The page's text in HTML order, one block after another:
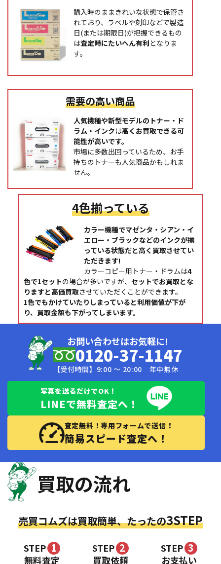
購入時のままきれいな状態で保管さ
れており、ラベルや刻印などで製造
日(または期限日)が把握できるもの
は査定時にたいへん有利となりま
す。
需要の高い商品
人気機種や新型モデルのトナー・ド
ラム・インクは高くお買取できる可
能性が高いです。
市場に多数出回っているため、お手
持ちのトナーも人気商品かもしれま
せん。
4色揃っている
カラー機種でマゼンタ・シアン・イ
エロー・ブラックなどのインクが揃
っている状態だと高く買取させてい
ただきます!
カラーコピー用トナー・ドラムは4
色で1セットの場合が多いですが、 セットでお買取とな
りますと高価買取させていただくことができます。
1色でもかけていたりしまっていると利用価値が下が
り、買取金額も下がってしまいます。
お問い合わせはお気軽に!
0120-37-1147
【受付時間】9:00 〜 20:00 年中無休
写真を送るだけでOK！
LINEで無料査定へ！
査定無料！専用フォームで送信！
簡易スピード査定へ！
買取の流れ
売買コムズは買取簡単、たったの3STEP
STEP 1
無料査定
STEP 2
買取依頼
STEP 3
お支払い